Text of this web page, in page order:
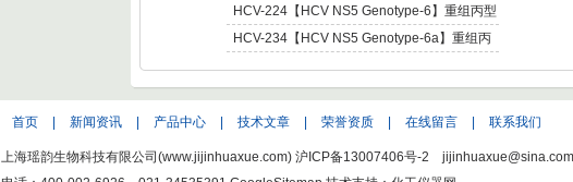
C Virus NS5 enotype-4
肝炎病毒NS5,基因型5 -Recombinant Hepatitis
C Virus NS5 enotype-5
HCV-224【HCV NS5 Genotype-6】重组丙型
肝炎病毒NS5,基因型6 -Recombinant Hepatitis
HCV-234【HCV NS5 Genotype-6a】重组丙
Hepatitis C Virus NS5 enotype-6a
首页 新闻资讯 产品中心 技术文章 荣誉资质 在线留言 联系我们
上海瑶韵生物科技有限公司(www.jijinhuaxue.com) 沪ICP备13007406号-2
jijinhuaxue@sina.com